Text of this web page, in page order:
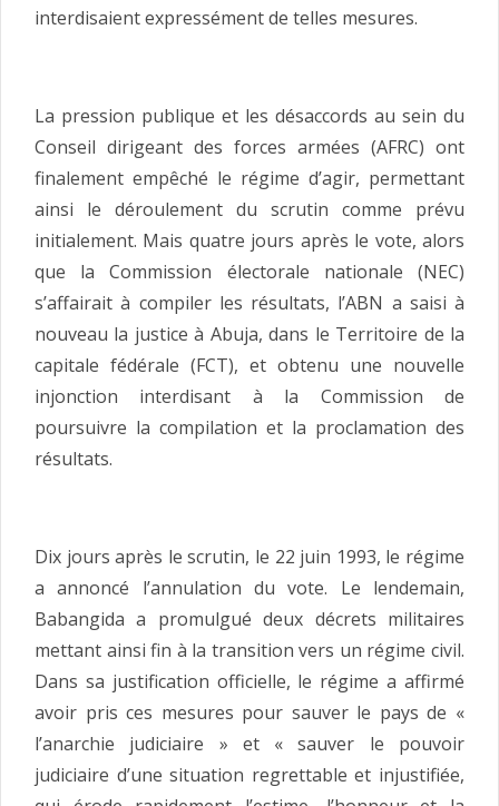
interdisaient expressément de telles mesures.
La pression publique et les désaccords au sein du
Conseil dirigeant des forces armées (AFRC) ont
finalement empêché le régime d’agir, permettant
ainsi le déroulement du scrutin comme prévu
initialement. Mais quatre jours après le vote, alors
que la Commission électorale nationale (NEC)
s’affairait à compiler les résultats, l’ABN a saisi à
nouveau la justice à Abuja, dans le Territoire de la
capitale fédérale (FCT), et obtenu une nouvelle
injonction interdisant à la Commission de
poursuivre la compilation et la proclamation des
résultats.
Dix jours après le scrutin, le 22 juin 1993, le régime
a annoncé l’annulation du vote. Le lendemain,
Babangida a promulgué deux décrets militaires
mettant ainsi fin à la transition vers un régime civil.
Dans sa justification officielle, le régime a affirmé
avoir pris ces mesures pour sauver le pays de «
l’anarchie judiciaire » et « sauver le pouvoir
judiciaire d’une situation regrettable et injustifiée,